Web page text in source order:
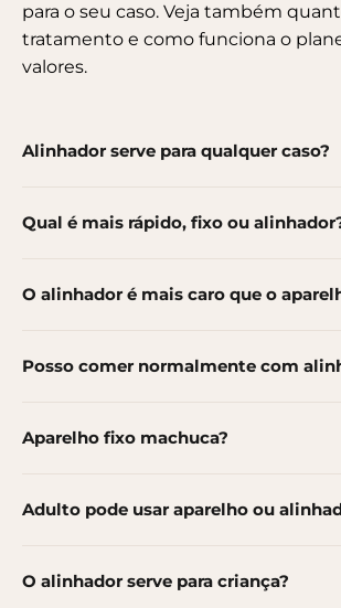
para o seu caso. Veja também
tratamento e como funciona o
valores.
Alinhador serve para qualquer caso?
Qual é mais rápido, fixo ou
O alinhador é mais caro que o
Posso comer normalmente com
Aparelho fixo machuca?
Adulto pode usar aparelho ou
O alinhador serve para criança?